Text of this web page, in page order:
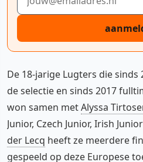
De 18-jarige Lugters die sinds
de selectie en sinds 2017
won samen metAlyssa
Junior, Czech Junior, Irish
der Lecq heeft ze meerdere
gespeeld op deze Europese